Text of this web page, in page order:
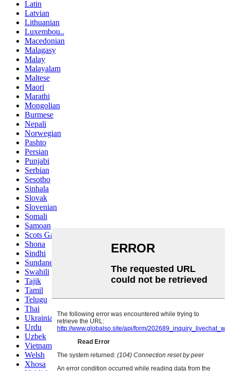
Latin
Latvian
Lithuanian
Luxembou..
Macedonian
Malagasy
Malay
Malayalam
Maltese
Maori
Marathi
Mongolian
Burmese
Nepali
Norwegian
Pashto
Persian
Punjabi
Serbian
Sesotho
Sinhala
Slovak
Slovenian
Somali
Samoan
Scots Gaelic
Shona
Sindhi
Sundanese
Swahili
Tajik
Tamil
Telugu
Thai
Ukrainian
Urdu
Uzbek
Vietnamese
Welsh
Xhosa